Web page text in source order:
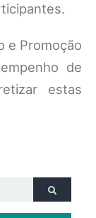
e Promoção
de
estas